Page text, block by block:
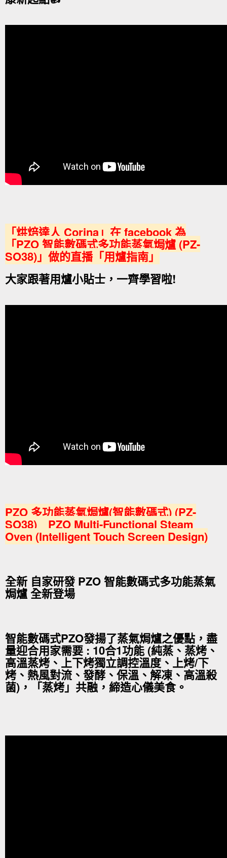
「烘焙達人 Corina」在 facebook 為
「PZO 智能數碼式多功能蒸氣焗爐 (PZ-
SO38)」做的直播「用爐指南」
大家跟著用爐小貼士，一齊學習啦!
PZO 多功能蒸氣焗爐(智能數碼式) (PZ-
SO38) PZO Multi-Functional Steam
Oven (Intelligent Touch Screen Design)
全新 自家研發 PZO 智能數碼式多功能蒸氣
焗爐 全新登場
智能數碼式PZO發揚了蒸氣焗爐之優點，盡
量迎合用家需要 : 10合1功能 (純蒸、蒸烤、
高溫蒸烤、上下烤獨立調控溫度、上烤/下
烤、熱風對流、發酵、保溫、解凍、高溫殺
菌)，「蒸烤」共融，締造心儀美食。